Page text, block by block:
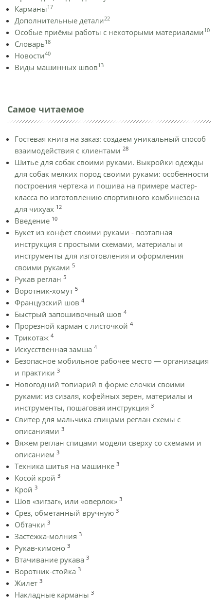
Карманы17
Дополнительные детали22
Особые приёмы работы с некоторыми материалами10
Словарь18
Новости40
Виды машинных швов13
Самое читаемое
Гостевая книга на заказ: создаем уникальный способ
взаимодействия с клиентами 28
Шитье для собак своими руками. Выкройки одежды
для собак мелких пород своими руками: особенности
построения чертежа и пошива на примере мастер-
класса по изготовлению спортивного комбинезона
для чихуах 12
Введение 10
Букет из конфет своими руками - поэтапная
инструкция с простыми схемами, материалы и
инструменты для изготовления и оформления
своими руками 5
Рукав реглан 5
Воротник-хомут 5
Французский шов 4
Быстрый запошивочный шов 4
Прорезной карман с листочкой 4
Трикотаж 4
Искусственная замша 4
Безопасное мобильное рабочее место — организация
и практики 3
Новогодний топиарий в форме елочки своими
руками: из сизаля, кофейных зерен, материалы и
инструменты, пошаговая инструкция 3
Cвитер для мальчика спицами реглан схемы с
описаниями 3
Вяжем реглан спицами модели сверху со схемами и
описанием 3
Техника шитья на машинке 3
Косой крой 3
Крой 3
Шов «зигзаг», или «оверлок» 3
Срез, обметанный вручную 3
Обтачки 3
Застежка-молния 3
Рукав-кимоно 3
Втачивание рукава 3
Воротник-стойка 3
Жилет 3
Накладные карманы 3